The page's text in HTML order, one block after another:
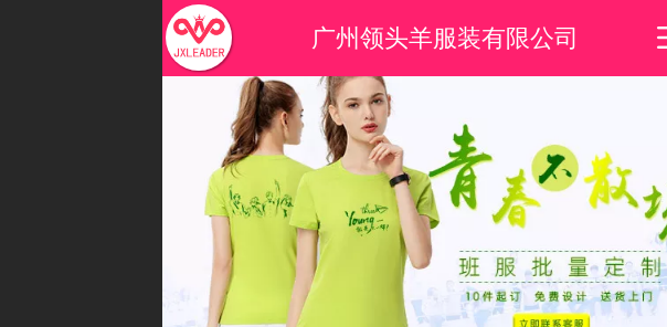
广州领头羊服装有限公司